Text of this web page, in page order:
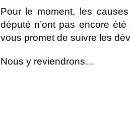
Pour le moment, les
député n’ont pas encore
vous promet de suivre les
Nous y reviendrons…